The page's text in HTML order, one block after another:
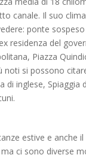
canale. Il suo
ponte
residenza del
Piazza
si possono
di inglese, Spiaggia
estive e anche
ci sono diverse